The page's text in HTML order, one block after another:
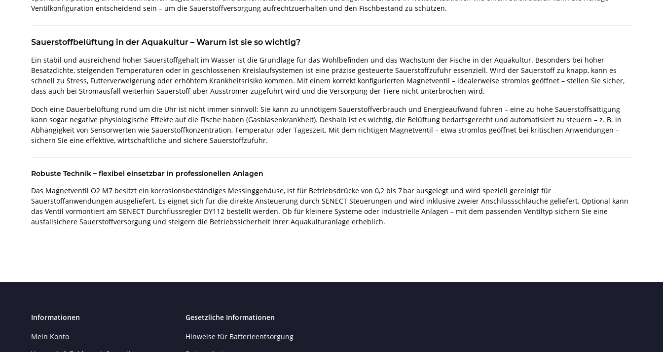
Ventilkonfiguration entscheidend sein – um die Sauerstoffversorgung aufrechtzuerhalten und den Fischbestand zu schützen.
Sauerstoffbelüftung in der Aquakultur – Warum ist sie so wichtig?
Ein stabil und ausreichend hoher Sauerstoffgehalt im Wasser ist die Grundlage für das Wohlbefinden und das Wachstum der Fische in der Aquakultur. Besonders bei hoher
Besatzdichte, steigenden Temperaturen oder in geschlossenen Kreislaufsystemen ist eine präzise gesteuerte Sauerstoffzufuhr essenziell. Wird der Sauerstoff zu knapp, kann es
schnell zu Stress, Futterverweigerung oder erhöhtem Krankheitsrisiko kommen. Mit einem korrekt konfigurierten Magnetventil – idealerweise stromlos geöffnet – stellen Sie sicher,
dass auch bei Stromausfall weiterhin Sauerstoff über Ausströmer zugeführt wird und die Versorgung der Tiere nicht unterbrochen wird.
Doch eine Dauerbelüftung rund um die Uhr ist nicht immer sinnvoll: Sie kann zu unnötigem Sauerstoffverbrauch und Energieaufwand führen – eine zu hohe Sauerstoffsättigung
kann sogar negative physiologische Effekte auf die Fische haben (Gasblasenkrankheit). Deshalb ist es wichtig, die Belüftung bedarfsgerecht und automatisiert zu steuern – z. B. in
Abhängigkeit von Sensorwerten wie Sauerstoffkonzentration, Temperatur oder Tageszeit. Mit dem richtigen Magnetventil – etwa stromlos geöffnet bei kritischen Anwendungen –
sichern Sie eine effektive, wirtschaftliche und sichere Sauerstoffzufuhr.
Robuste Technik – flexibel einsetzbar in professionellen Anlagen
Das Magnetventil O2 M7 besitzt ein korrosionsbeständiges Messinggehäuse, ist für Betriebsdrücke von 0,2 bis 7 bar ausgelegt und wird speziell gereinigt für
Sauerstoffanwendungen ausgeliefert. Es eignet sich für die direkte Ansteuerung durch SENECT Steuerungen und wird inklusive zweier Anschlussschläuche geliefert. Optional kann
das Ventil vormontiert am SENECT Durchflussregler DY112 bestellt werden. Ob für kleinere Systeme oder industrielle Anlagen – mit dem passenden Ventiltyp sichern Sie eine
ausfallsichere Sauerstoffversorgung und steigern die Betriebssicherheit Ihrer Aquakulturanlage erheblich.
Informationen
Mein Konto
Gesetzliche Informationen
Hinweise für Batterieentsorgung